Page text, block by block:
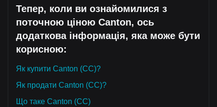
Тепер, коли ви ознайомилися з
поточною ціною Canton, ось
додаткова інформація, яка може бути
корисною:
Як купити Canton (CC)?
Як продати Canton (CC)?
Що таке Canton (CC)